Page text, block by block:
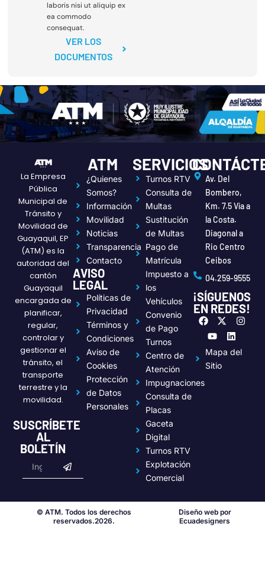
laboris nisi ut aliquip ex
ea commodo
consequat.
VER LOS
DOCUMENTOS
La Empresa
Pública
Municipal de
Tránsito y
Movilidad de
Guayaquil, EP
(ATM) es la
autoridad del
cantón
Guayaquil
encargada de
planificar,
regular,
controlar y
gestionar el
tránsito, el
transporte
terrestre y la
movilidad.
SUSCRÍBETE
AL
BOLETÍN
ATM
¿Quienes
Somos?
Información
Movilidad
Noticias
Transparencia
Contacto
AVISO
LEGAL
Políticas de
Privacidad
Términos y
Condiciones
Aviso de
Cookies
Protección
de Datos
Personales
SERVICIOS
Turnos RTV
Consulta de
Multas
Sustitución
de Multas
Pago de
Matrícula
Impuesto a
los
Vehículos
Convenio
de Pago
Turnos
Centro de
Atención
Impugnaciones
Consulta de
Placas
Gaceta
Digital
Turnos RTV
Explotación
Comercial
Av. Del
Bombero,
Km. 7.5 Vía a
la Costa.
Diagonal a
Rio Centro
Ceibos
04.259-9555
¡SÍGUENOS
EN REDES!
F
a
c
e
b
o
k
X
-
i
t
I
n
t
a
Y
u
t
u
b
n
k
e
Mapa del
Sitio
© ATM. Todos los derechos
reservados.2026.
Diseño web por
Ecuadesigners